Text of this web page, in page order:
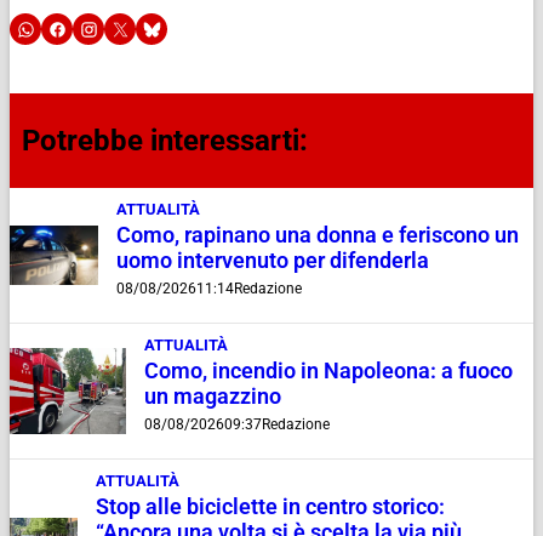
Potrebbe interessarti:
ATTUALITÀ
Como, rapinano una donna e feriscono un
uomo intervenuto per difenderla
08/08/202611:14Redazione
ATTUALITÀ
Como, incendio in Napoleona: a fuoco
un magazzino
08/08/202609:37Redazione
ATTUALITÀ
Stop alle biciclette in centro storico: